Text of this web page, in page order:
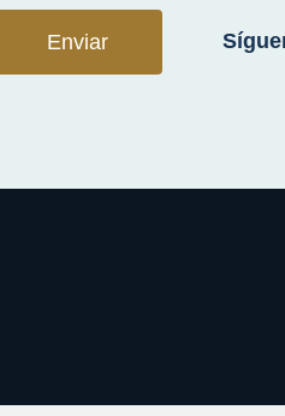
Enviar